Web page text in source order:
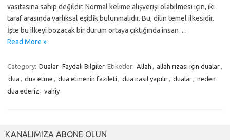
vasıtasına sahip değildir. Normal kelime alışverişi olabilmesi için, iki
taraf arasında varlıksal eşitlik bulunmalıdır. Bu, dilin temel ilkesidir.
İşte bu ilkeyi bozacak bir durum ortaya çıktığında insan…
Read More »
Category: Dualar Faydalı Bilgiler Etiketler: Allah , allah rızası için dualar,
dua , dua etme , dua etmenin fazileti , dua nasıl yapılır, dualar, neden
dua ederiz , vahiy
KANALIMIZA ABONE OLUN